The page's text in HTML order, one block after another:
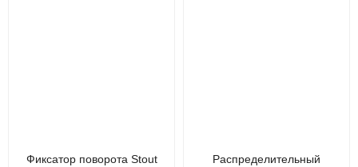
Фиксатор поворота Stout
Распределительный